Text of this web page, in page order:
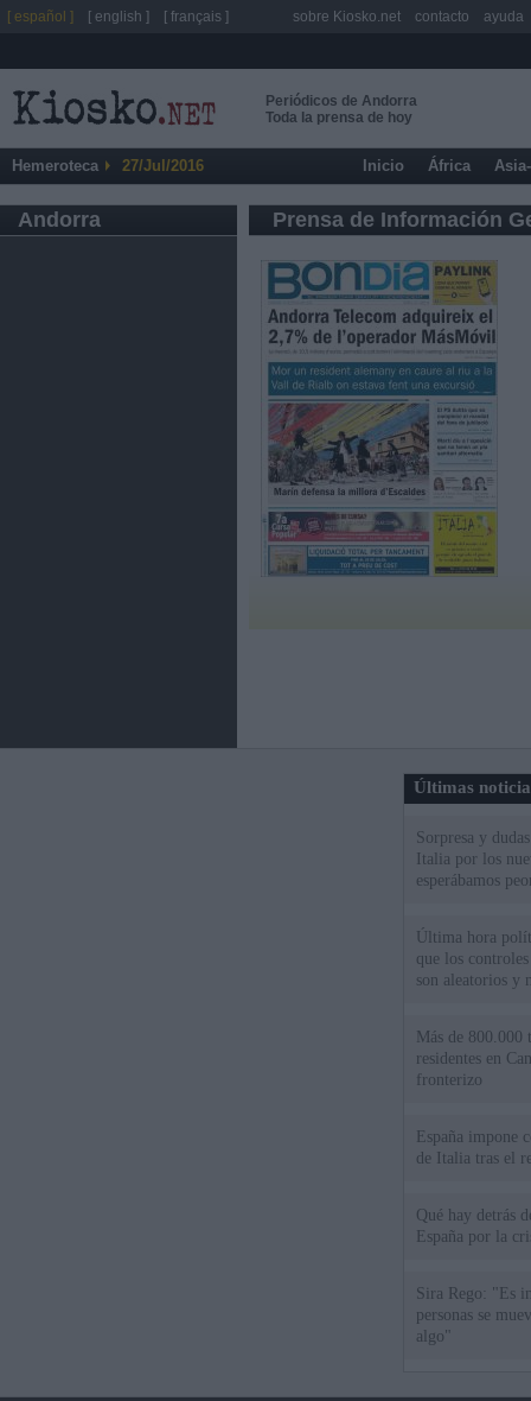
Periódicos de Andorra
Toda la prensa de hoy
Hemeroteca 27/Jul/2016 Inicio África
Andorra Prensa de Información
Últimas
Sorpresa y
Italia por los
esperábamos
Última hora
que los
son aleatorios y
Más de 800.000
residentes en
fronterizo
España impone
de Italia tras el
Qué hay detrás
España por la
Sira Rego: "Es
personas se
algo"
[ español ] [ english ] [ français ] sobre Kiosko.net contacto ayuda